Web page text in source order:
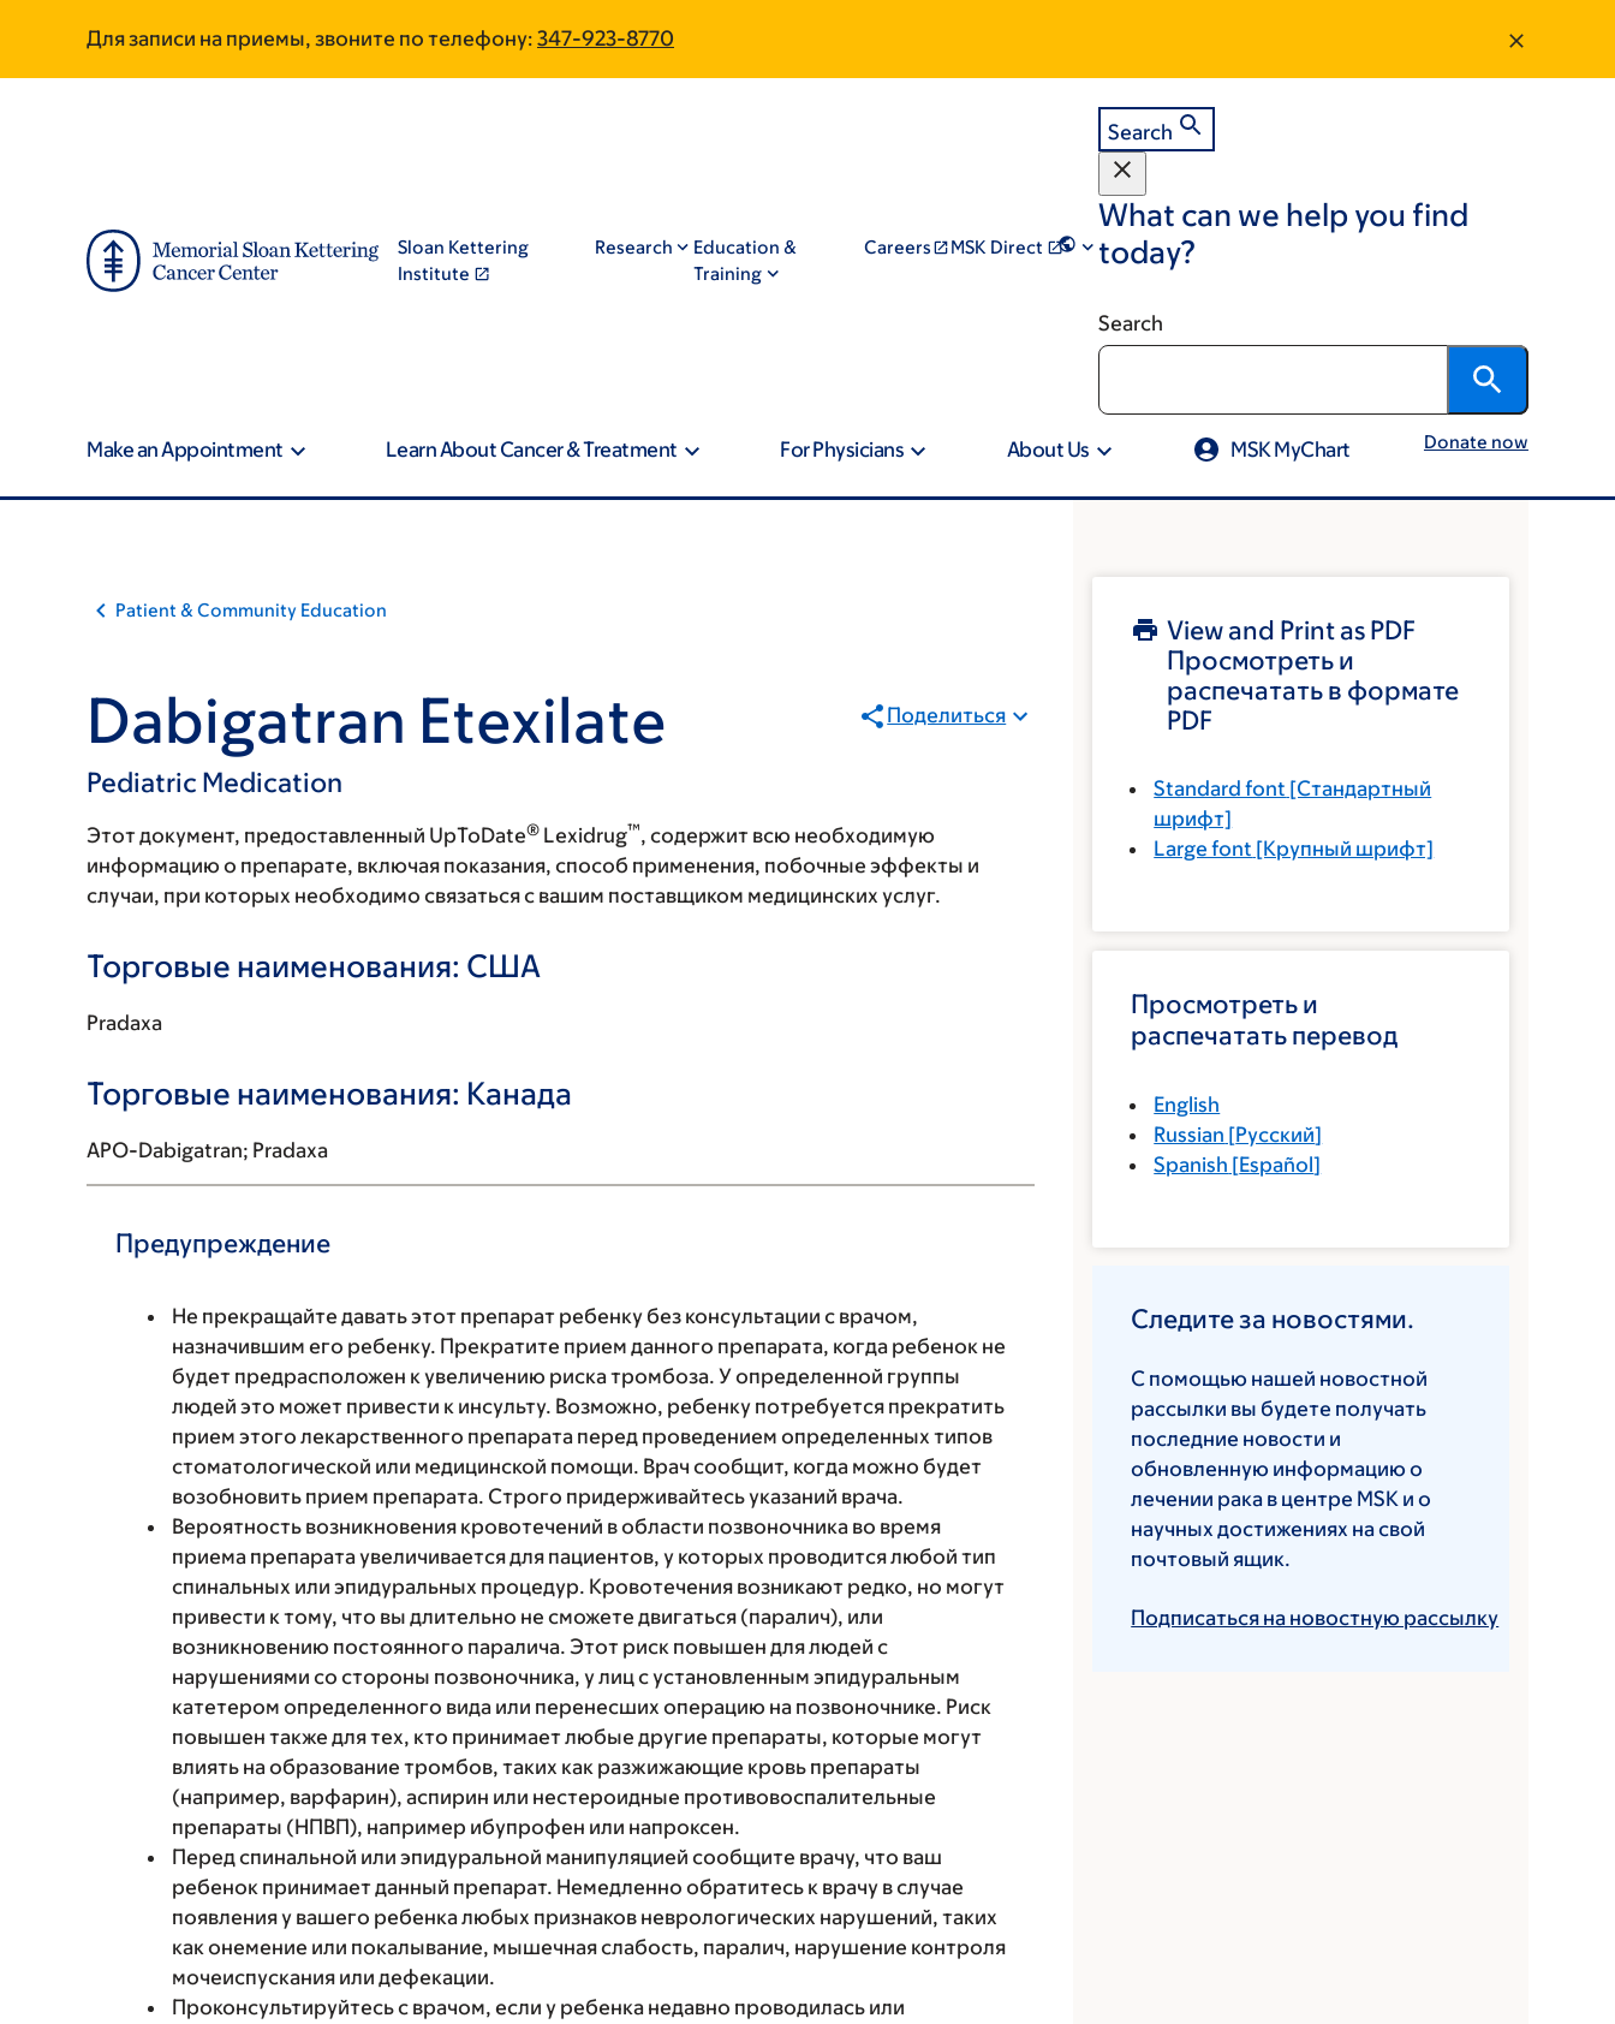
main
footer
Для записи на приемы, звоните по телефону: 347-923-8770
Sloan Kettering
Institute
Research
Education &
Training
Careers MSK Direct
Search
What can we help you find
today?
Search
Make an Appointment Learn About Cancer & Treatment For Physicians About Us MSK MyChart Donate now
Patient & Community Education
Dabigatran Etexilate
Pediatric Medication
Поделиться
Этот документ, предоставленный UpToDate® Lexidrug™, содержит всю необходимую
информацию о препарате, включая показания, способ применения, побочные эффекты и
случаи, при которых необходимо связаться с вашим поставщиком медицинских услуг.
Торговые наименования: США
Pradaxa
Торговые наименования: Канада
APO-Dabigatran; Pradaxa
Предупреждение
Не прекращайте давать этот препарат ребенку без консультации с врачом,
назначившим его ребенку. Прекратите прием данного препарата, когда ребенок не
будет предрасположен к увеличению риска тромбоза. У определенной группы
людей это может привести к инсульту. Возможно, ребенку потребуется прекратить
прием этого лекарственного препарата перед проведением определенных типов
стоматологической или медицинской помощи. Врач сообщит, когда можно будет
возобновить прием препарата. Строго придерживайтесь указаний врача.
Вероятность возникновения кровотечений в области позвоночника во время
приема препарата увеличивается для пациентов, у которых проводится любой тип
спинальных или эпидуральных процедур. Кровотечения возникают редко, но могут
привести к тому, что вы длительно не сможете двигаться (паралич), или
возникновению постоянного паралича. Этот риск повышен для людей с
нарушениями со стороны позвоночника, у лиц с установленным эпидуральным
катетером определенного вида или перенесших операцию на позвоночнике. Риск
повышен также для тех, кто принимает любые другие препараты, которые могут
влиять на образование тромбов, таких как разжижающие кровь препараты
(например, варфарин), аспирин или нестероидные противовоспалительные
препараты (НПВП), например ибупрофен или напроксен.
Перед спинальной или эпидуральной манипуляцией сообщите врачу, что ваш
ребенок принимает данный препарат. Немедленно обратитесь к врачу в случае
появления у вашего ребенка любых признаков неврологических нарушений, таких
как онемение или покалывание, мышечная слабость, паралич, нарушение контроля
мочеиспускания или дефекации.
Проконсультируйтесь с врачом, если у ребенка недавно проводилась или
View and Print as PDF
Просмотреть и
распечатать в формате
PDF
Standard font [Стандартный
шрифт]
Large font [Крупный шрифт]
Просмотреть и
распечатать перевод
English
Russian [Русский]
Spanish [Español]
Следите за новостями.
С помощью нашей новостной
рассылки вы будете получать
последние новости и
обновленную информацию о
лечении рака в центре MSK и о
научных достижениях на свой
почтовый ящик.
Подписаться на новостную рассылку